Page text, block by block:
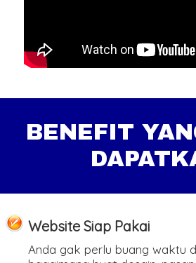
BENEFIT
Website Siap Pakai
Anda gak perlu buang waktu